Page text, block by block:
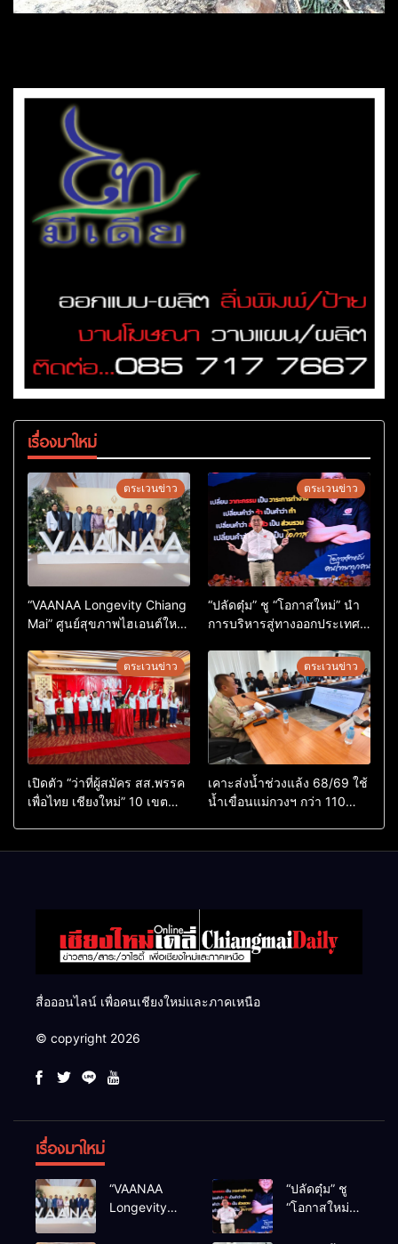
เรื่องมาใหม่
ตระเวนข่าว
“VAANAA Longevity Chiang
Mai” ศูนย์สุขภาพไฮเอนต์ใหญ่
ตระเวนข่าว
“ปลัดตุ๋ม” ชู “โอกาสใหม่” นำ
การบริหารสู่ทางออกประเทศ
ตระเวนข่าว
เปิดตัว “ว่าที่ผู้สมัคร สส.พรรค
เพื่อไทย เชียงใหม่” 10 เขต
ตระเวนข่าว
เคาะส่งน้ำช่วงแล้ง 68/69 ใช้
น้ำเขื่อนแม่กวงฯ กว่า 110
สื่อออนไลน์ เพื่อคนเชียงใหม่และภาคเหนือ
© copyright 2026
เรื่องมาใหม่
“VAANAA
Longevity
“ปลัดตุ๋ม” ชู
“โอกาสใหม่”